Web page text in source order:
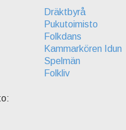
Dräktbyrå
Pukutoimisto
Folkdans
Kammarkören Idun
Spelmän
Folkliv